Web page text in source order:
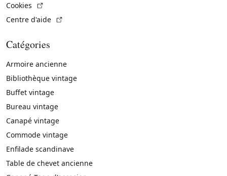
Cookies
Centre d'aide
Catégories
Armoire ancienne
Bibliothèque vintage
Buffet vintage
Bureau vintage
Canapé vintage
Commode vintage
Enfilade scandinave
Table de chevet ancienne